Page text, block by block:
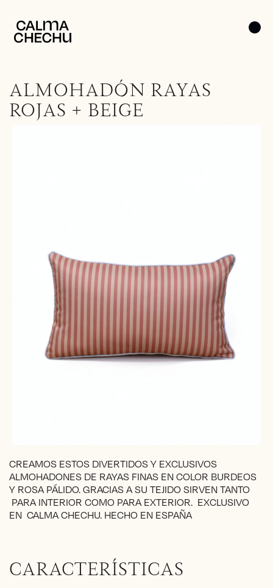
ALMOHADÓN RAYAS
ROJAS + BEIGE
CREAMOS ESTOS DIVERTIDOS Y EXCLUSIVOS
ALMOHADONES DE RAYAS FINAS EN COLOR BURDEOS
Y ROSA PÁLIDO. GRACIAS A SU TEJIDO SIRVEN TANTO
PARA INTERIOR COMO PARA EXTERIOR. EXCLUSIVO
EN CALMA CHECHU. HECHO EN ESPAÑA
CARACTERÍSTICAS